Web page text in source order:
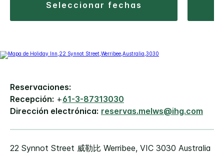
seleccionar fechas
Reservaciones:
Recepción: +61-3-87313030
Dirección electrónica: reservas.melws@ihg.com
22 Synnot Street 威勒比 Werribee, VIC 3030 Australia